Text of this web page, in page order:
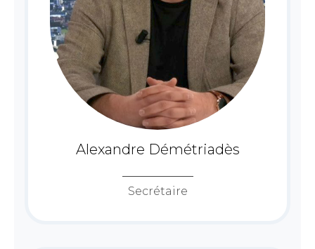
Alexandre Démétriadès
Secrétaire